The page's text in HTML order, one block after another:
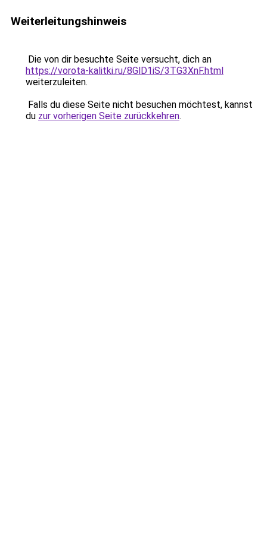
Weiterleitungshinweis
Die von dir besuchte Seite versucht, dich an
https://vorota-kalitki.ru/8GlD1iS/3TG3XnF.html
weiterzuleiten.
Falls du diese Seite nicht besuchen möchtest, kannst
du zur vorherigen Seite zurückkehren.